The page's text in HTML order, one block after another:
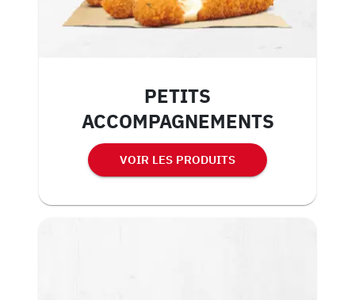
PETITS
ACCOMPAGNEMENTS
VOIR LES PRODUITS